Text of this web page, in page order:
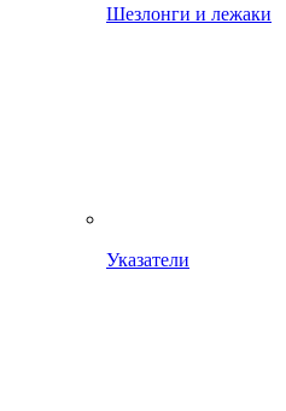
Шезлонги и лежаки
Указатели